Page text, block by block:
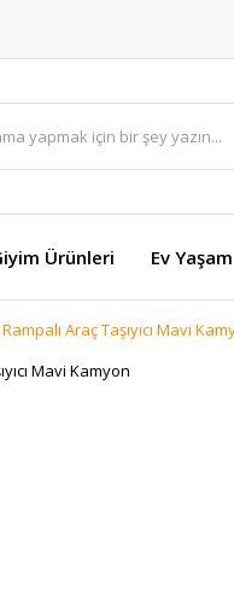
Ürünleri Ev
Araç Taşıyıcı Mavi